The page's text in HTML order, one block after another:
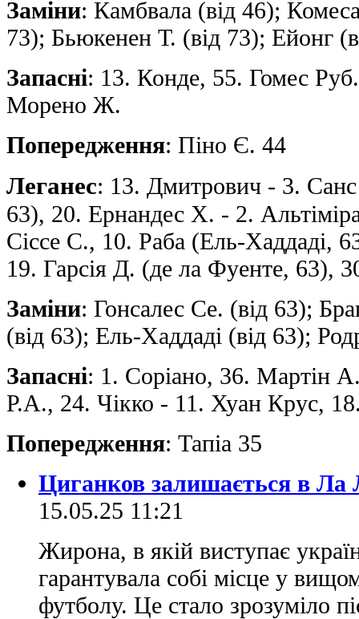
Заміни: Камбвала (від 46);
73); Бьюкенен Т. (від 73); Ейонг
Запасні: 13. Конде, 55. Гомес
Морено Ж.
Попередження: Піно Є. 44
Леганес: 13. Дмитрович - 3.
63), 20. Eрнандес Х. - 2.
Сіссе С., 10. Раба (Ель-Хаддаді,
19. Гарсія Д. (де ла Фуенте, 63),
Заміни: Гонсалес Се. (від 63);
(від 63); Ель-Хаддаді (від 63);
Запасні: 1. Соріано, 36. Мартін
Р.А., 24. Чікко - 11. Хуан Крус,
Попередження: Тапіа 35
Циганков залишається в Ла
15.05.25 11:21
Жирона, в якій виступає
гарантувала собі місце у
футболу. Це стало зрозуміло